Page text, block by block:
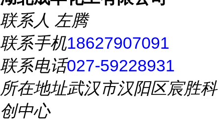
联系人 左腾
联系手机18627907091
联系电话027-59228931
所在地址武汉市汉阳区宸胜科
创中心